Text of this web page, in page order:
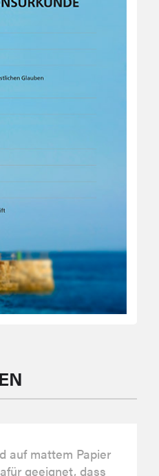
auf mattem Papier
geeignet, dass